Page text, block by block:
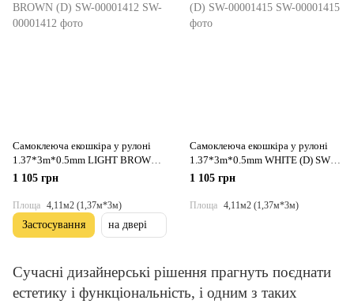
Самоклеюча екошкіра у рулоні
1.37*3m*0.5mm LIGHT BROWN
(D) SW-00001412
1 105 грн
Площа 4,11м2 (1,37м*3м)
Самоклеюча екошкіра у рулоні
1.37*3m*0.5mm WHITE (D) SW-
00001415
1 105 грн
Площа 4,11м2 (1,37м*3м)
Сучасні дизайнерські рішення прагнуть поєднати
естетику і функціональність, і одним з таких
Застосування на двері